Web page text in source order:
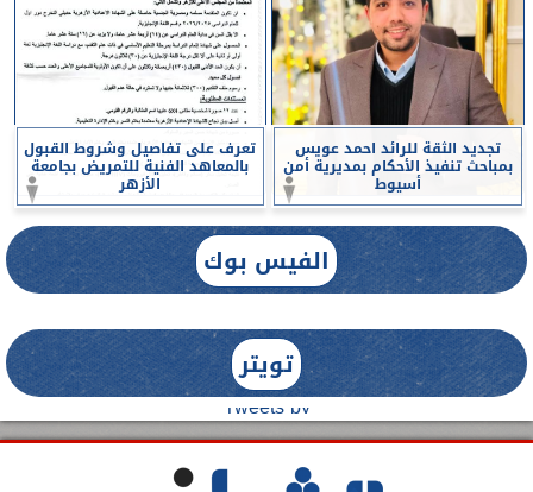
تجديد الثقة للرائد احمد عويس
بمباحث تنفيذ الأحكام بمديرية أمن
أسيوط
تعرف على تفاصيل وشروط القبول
بالمعاهد الفنية للتمريض بجامعة
الأزهر
الفيس بوك
تويتر
Tweets by